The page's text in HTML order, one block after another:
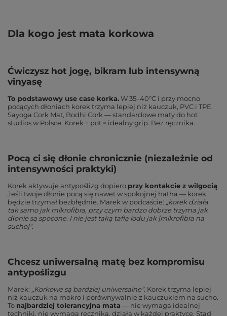
Dla kogo jest mata korkowa
Ćwiczysz hot jogę, bikram lub intensywną
vinyasę
To podstawowy use case korka.W 35–40°C i przy mocno
pocących dłoniach korek trzyma lepiej niż kauczuk, PVC i TPE.
Sayoga Cork Mat, Bodhi Cork — standardowe maty do hot
studios w Polsce. Korek + pot = idealny grip. Bez ręcznika.
Pocą ci się dłonie chronicznie (niezależnie od
intensywności praktyki)
Korek aktywuje antypoślizg dopiero przy kontakcie z wilgocią.
Jeśli twoje dłonie pocą się nawet w spokojnej hatha — korek
będzie trzymał bezbłędnie. Marek w podcaście:
„korek działa
tak samo jak mikrofibra, przy czym bardzo dobrze trzyma jak
dłonie są spocone. I nie jest taką taflą lodu jak [mikrofibra na
sucho]“.
Chcesz uniwersalną matę bez kompromisu
antypoślizgu
Marek: „Korkowe są bardziej uniwersalne”. Korek trzyma lepiej
niż kauczuk na mokro i porównywalnie z kauczukiem na sucho.
To najbardziej tolerancyjna mata — nie wymaga idealnej
techniki, nie wymaga ręcznika, działa w każdej praktyce. Stąd